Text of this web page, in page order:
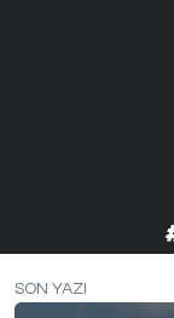
SON YAZI